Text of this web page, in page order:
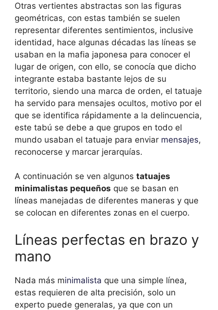
Otras vertientes abstractas son las figuras
geométricas, con estas también se suelen
representar diferentes sentimientos, inclusive
identidad, hace algunas décadas las líneas se
usaban en la mafia japonesa para conocer el
lugar de origen, con ello, se conocía que dicho
integrante estaba bastante lejos de su
territorio, siendo una marca de orden, el tatuaje
ha servido para mensajes ocultos, motivo por el
que se identifica rápidamente a la delincuencia,
este tabú se debe a que grupos en todo el
mundo usaban el tatuaje para enviar mensajes,
reconocerse y marcar jerarquías.
A continuación se ven algunos tatuajes
minimalistas pequeños que se basan en
líneas manejadas de diferentes maneras y que
se colocan en diferentes zonas en el cuerpo.
Líneas perfectas en brazo y
mano
Nada más minimalista que una simple línea,
estas requieren de alta precisión, solo un
experto puede generalas, ya que con un